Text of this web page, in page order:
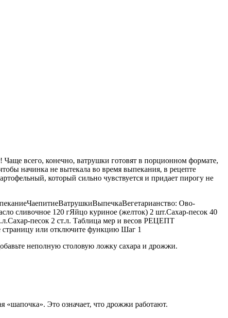
всего, конечно, ватрушки готовят в порционном формате,
начинка не вытекала во время выпекания, в рецепте
который сильно чувствуется и придает пирогу не
Ово-
сливочное 120 гЯйцо куриное (желток) 2 шт.Сахар-песок 40
песок 2 ст.л. Таблица мер и весов РЕЦЕПТ
или отключите функцию Шаг 1
неполную столовую ложку сахара и дрожжи.
«шапочка». Это означает, что дрожжи работают.